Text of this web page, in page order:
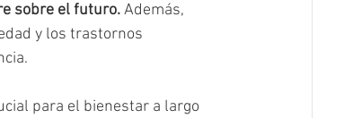
sobre el futuro. Además,
y los trastornos
para el bienestar a largo